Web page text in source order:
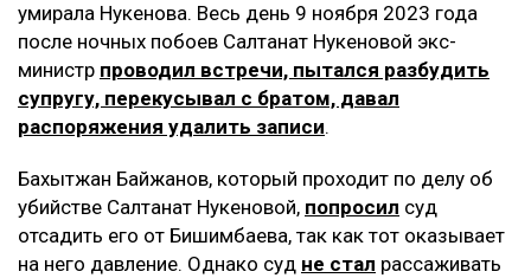
умирала Нукенова. Весь день 9 ноября 2023 года
после ночных побоев Салтанат Нукеновой экс-
министр проводил встречи, пытался разбудить
супругу, перекусывал с братом, давал
распоряжения удалить записи.
Бахытжан Байжанов, который проходит по делу об
убийстве Салтанат Нукеновой, попросил суд
отсадить его от Бишимбаева, так как тот оказывает
на него давление. Однако суд не стал рассаживать